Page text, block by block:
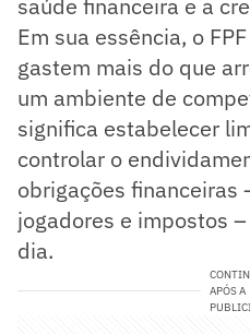
Em sua essência, o
gastem mais do que
um ambiente de
significa estabelecer
controlar o
obrigações financeiras
jogadores e impostos
dia.
APÓS A